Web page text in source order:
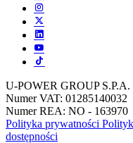
Polityka prywatności
dostępności
U-POWER GROUP S.P.A.
Numer VAT: 01285140032
Numer REA: NO - 163970